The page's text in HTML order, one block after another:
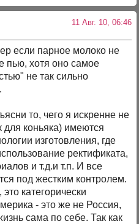
11 Авг. 10, 06:46
если парное молоко не
пью, хотя оно самое
не так сильно
то, чего я искренне не
для коньяка) имеются
изготовления, где
ректификата,
и т.д.и т.п. И все
под жестким контролем.
категорически
- это же не Россия,
сама по себе. Так как